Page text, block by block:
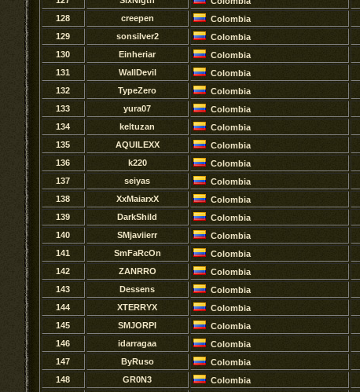
128
creepen Colombia
129
sonsilver2 Colombia
130
Einheriar Colombia
131
WallDevil Colombia
132
TypeZero Colombia
133
yura07 Colombia
134
keltuzan Colombia
135
AQUILEXX Colombia
136
k220 Colombia
137
seiyas Colombia
138
XxMaiarxX Colombia
139
DarkShild Colombia
140
SMjaviierr Colombia
141
SmFaRcOn Colombia
142
ZANRRO Colombia
143
Dessens Colombia
144
XTERRYX Colombia
145
SMJORPI Colombia
146
idarragaa Colombia
147
ByRuso Colombia
148
GR0N3 Colombia